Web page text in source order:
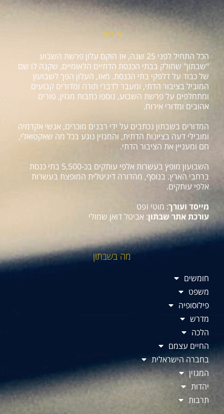
אודות
הכל התחיל לפני 25 שנה, אז הוקם עלון פרשת השבוע
"שבתון" שחולק בבתי הכנסת הדתיים הלאומיים, שקנה לו שם
של כבוד על דלפקי בתי הכנסת. מאז, העלון הפך לשבועון
המוביל בציבור הדתי, ומעבר לדברי תורה ומדורים קבועים
ומתחלפים על פרשת השבוע, נוספו כתבות מגזין, טורים
אהובים ומדורי אירוח.
המדורים בשבתון נכתבים על ידי רבנים מוכרים, אנשי אקדמיה
ומובילי דעה בציונות הדתית, והמגזין נוגע בכל מה שאקטואלי,
חם ומעניין את הציבור הדתי.
השבועון מופץ בעשרות אלפי עותקים בכ-5,500 בתי כנסת
ברחבי הארץ. בנוסף, מהדורה דיגיטלית המופצת בעשרות
אלפי עותקים.
מייסד ועורך: מוטי זפט
עורכת אתר שבתון: אביטל דואן שמולי
מה בשבתון
חומשים
משפט
פילוסופיה
מדרש
הלכה
החיים עצמם
בחברה הישראלית
המגזין
יהדות
תרבות